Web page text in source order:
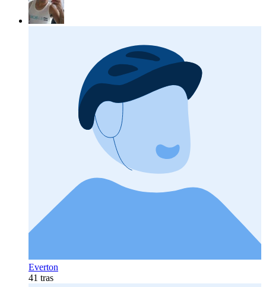
Everton
41 tras